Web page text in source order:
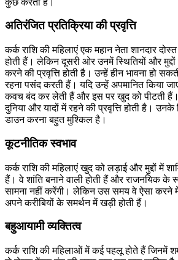
अतिरंजित प्रतिक्रिया की प्रवृत्ति
कर्क राशि की महिलाएं एक महान नेता शानदार
होती हैं। लेकिन दूसरी ओर उनमें स्थितियों और मुद्दों
करने की प्रवृत्ति होती है। उन्हें हीन भावना हो
रहना पसंद करती हैं। यदि उन्हें अपमानित किया
कवच बंद कर लेती हैं और इस पर खुद को पीटती
दुनिया और यादों में रहने की प्रवृत्ति होती है। उनके
डाउन करना बहुत मुश्किल है।
कूटनीतिक स्वभाव
कर्क राशि की महिलाएं खुद को लड़ाई और मुद्दों में
हैं। वे शांति बनाने वाली होती हैं और राजनयिक के
सामना नहीं करेंगी। लेकिन उस समय वे ऐसा करने
अपने करीबियों के समर्थन में खड़ी होती हैं।
बहुआयामी व्यक्तित्व
कर्क राशि की महिलाओं में कई पहलू होते हैं जिनमें